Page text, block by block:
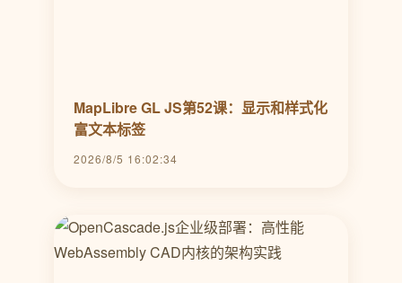
MapLibre GL JS第52课：显示和样式化
富文本标签
2026/8/5 16:02:34